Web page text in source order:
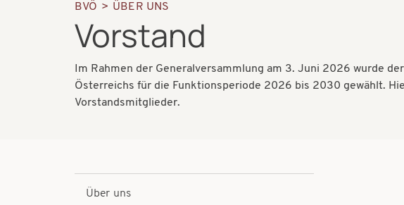
Pfadnavigation
BVÖ ÜBER UNS
Vorstand
Im Rahmen der Generalversammlung am 3. Juni 2026 wurde
Österreichs für die Funktionsperiode 2026 bis 2030 gewählt.
Vorstandsmitglieder.
Über uns